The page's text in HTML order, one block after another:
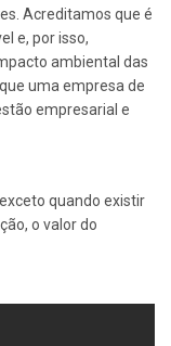
Acreditamos que é
e, por isso,
ambiental das
uma empresa de
empresarial e
quando existir
o valor do